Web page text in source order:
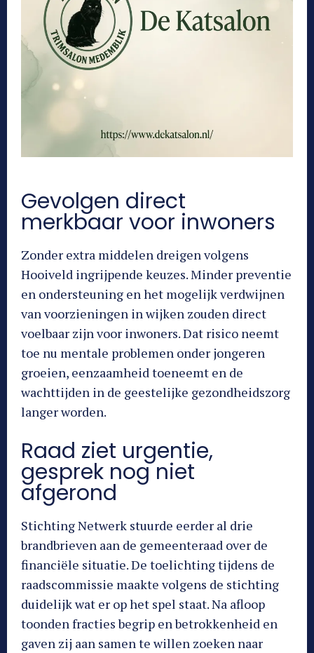
Gevolgen direct
merkbaar voor inwoners
Zonder extra middelen dreigen volgens
Hooiveld ingrijpende keuzes. Minder preventie
en ondersteuning en het mogelijk verdwijnen
van voorzieningen in wijken zouden direct
voelbaar zijn voor inwoners. Dat risico neemt
toe nu mentale problemen onder jongeren
groeien, eenzaamheid toeneemt en de
wachttijden in de geestelijke gezondheidszorg
langer worden.
Raad ziet urgentie,
gesprek nog niet
afgerond
Stichting Netwerk stuurde eerder al drie
brandbrieven aan de gemeenteraad over de
financiële situatie. De toelichting tijdens de
raadscommissie maakte volgens de stichting
duidelijk wat er op het spel staat. Na afloop
toonden fracties begrip en betrokkenheid en
gaven zij aan samen te willen zoeken naar